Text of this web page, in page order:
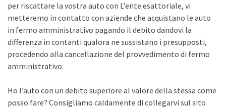
per riscattare la vostra auto con L’ente esattoriale, vi
metteremo in contatto con aziende che acquistano le auto
in fermo amministrativo pagando il debito dandovi la
differenza in contanti qualora ne sussistano i presupposti,
procedendo alla cancellazione del provvedimento di fermo
amministrativo.
Ho l’auto con un debito superiore al valore della stessa come
posso fare? Consigliamo caldamente di collegarvi sul sito